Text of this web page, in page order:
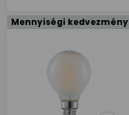
Mennyiségi kedvezmény